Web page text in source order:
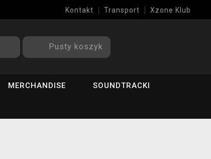
Kontakt Transport Xzone Klub
Pusty koszyk
MERCHANDISE SOUNDTRACKI